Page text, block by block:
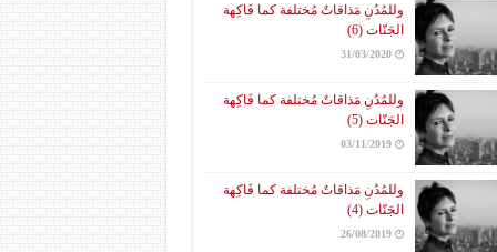
وللمُدُنِ مَذاقاتٌ مُختلفة كما فَاكِهة
الجَنّات (6)
31/03/2020
وللمُدُنِ مَذاقاتٌ مُختلفة كما فَاكِهة
الجَنّات (5)
03/11/2019
وللمُدُنِ مَذاقاتٌ مُختلفة كما فَاكِهة
الجَنّات (4)
26/08/2019